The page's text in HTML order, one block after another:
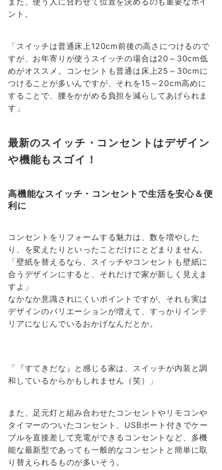
ント。
「スイッチは普通床上120cm前後の高さにつけるので
すが、お年寄りが使うスイッチの場合は20～30cm低
めがオススメ。コンセントも普通は床上25～30cmに
つけることが多いんですが、それを15～20cm高めに
することで、腰をかがめる負担を減らしてあげられま
す」
最新のスイッチ・コンセントはデザイン
や機能もスゴイ！
高機能なスイッチ・コンセントで生活を安心＆便
利に
コンセントをリフォームする魅力は、数を増やした
り、を変えたりといったことだけにとどまりません。
「壁紙を替えるなら、スイッチやコンセントも壁紙に
合うデザインにすると、それだけで家が新しく見えま
すよ」
なかなか意識されにくいポイントですが、それも実は
デザインのバリエーションが増えて、すっかりインテ
リアになじんでいるおかげなんだとか。
「『すてきだな』と感じる家は、スイッチが内装と調
和しているからかもしれません（笑）」
また、足元灯と組み合わせたコンセントやリモコンや
タイマーのついたコンセント、USBポート付きでケー
ブルを直接差して充電ができるコンセントなど、多機
能な最新型であっても一般的なコンセントと簡単に取
り替えられるものが多いそう。